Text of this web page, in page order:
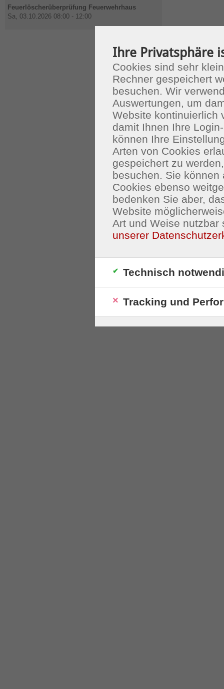
Feuerlöscherüberprüfung Feuerwehrhaus
Sa, 03.10.2026 08:00 - 12:00
Ihre Privatsphäre
Cookies sind sehr
Rechner gespeichert
besuchen. Wir
Auswertungen, um
Website kontinuierlich
damit Ihnen Ihre
können Ihre
Arten von Cookies
gespeichert zu
besuchen. Sie
Cookies ebenso
bedenken Sie aber,
Website
Art und Weise nutzbar
unserer
Technisch
Tracking und